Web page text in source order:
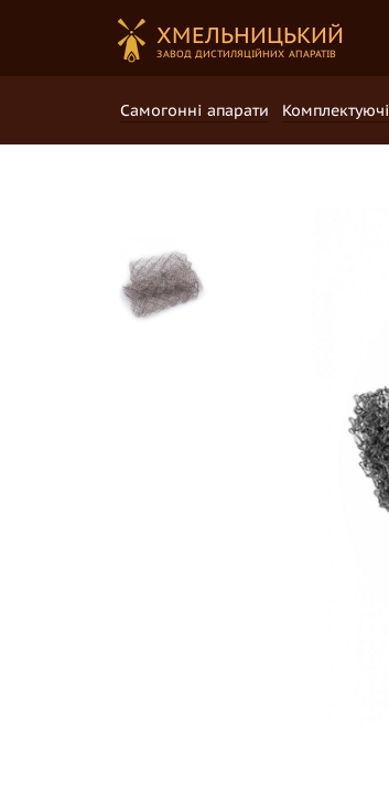
ХМЕЛЬНИЦЬКИЙ
ЗАВОД ДИCTИЛЯЦІЙНИХ АПАРАТІВ
Самогонні апарати Комплектуючі